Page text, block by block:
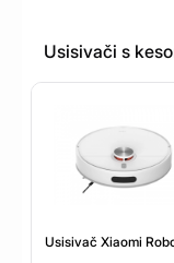
Usisivači s
Usisivač Xiaomi